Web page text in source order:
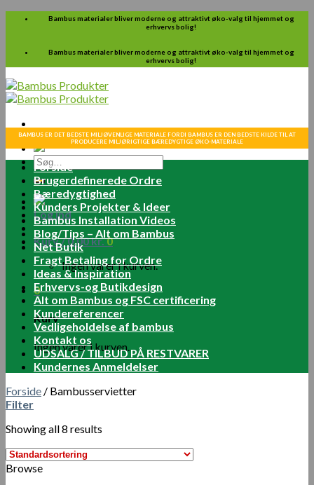
Skip
Bambus materialer bliver moderne og attraktivt øko-valg til hjemmet og
erhvervs bolig!
Bambus materialer bliver moderne og attraktivt øko-valg til hjemmet og
erhvervs bolig!
Søg
efter:
Log ind
Kurv /0.00kr.0
Ingen varer i kurven.
0
Kurv
Ingen varer i kurven.
BAMBUS ER DET BEDSTE MILJØVENLIGE MATERIALE FORDI BAMBUS ER DEN BEDSTE KILDE TIL AT
PRODUCERE MILJØRIGTIGE BÆREDYGTIGE ØKO-MATERIALE
Forside
Brugerdefinerede Ordre
Bæredygtighed
Kunders Projekter & Ideer
Bambus Installation Videos
Blog/Tips – Alt om Bambus
Net Butik
Fragt Betaling for Ordre
Ideas & Inspiration
Erhvervs-og Butikdesign
Alt om Bambus og FSC certificering
Kundereferencer
Vedligeholdelse af bambus
Kontakt os
UDSALG / TILBUD PÅ RESTVARER
Kundernes Anmeldelser
Forside / Bambusservietter
Filter
Showing all 8 results
Browse